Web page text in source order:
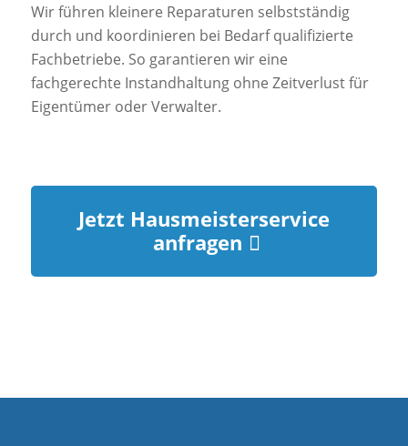
Wir führen kleinere Reparaturen selbstständig
durch und koordinieren bei Bedarf qualifizierte
Fachbetriebe. So garantieren wir eine
fachgerechte Instandhaltung ohne Zeitverlust für
Eigentümer oder Verwalter.
Jetzt Hausmeisterservice
anfragen